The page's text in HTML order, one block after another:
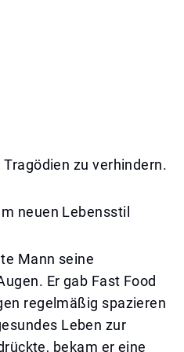
zu verhindern.
neuen Lebensstil
Mann seine
Er gab Fast Food
regelmäßig spazieren
Leben zur
bekam er eine